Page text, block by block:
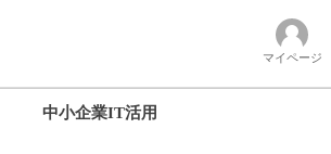
マイページ
中小企業IT活用